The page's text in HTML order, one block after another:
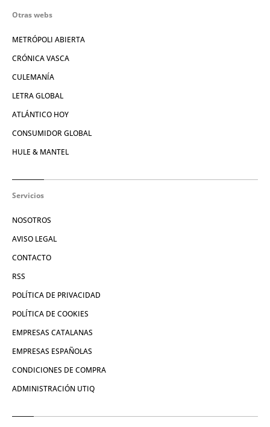
Otras webs
METRÓPOLI ABIERTA
CRÓNICA VASCA
CULEMANÍA
LETRA GLOBAL
ATLÁNTICO HOY
CONSUMIDOR GLOBAL
HULE & MANTEL
Servicios
NOSOTROS
AVISO LEGAL
CONTACTO
RSS
POLÍTICA DE PRIVACIDAD
POLÍTICA DE COOKIES
EMPRESAS CATALANAS
EMPRESAS ESPAÑOLAS
CONDICIONES DE COMPRA
ADMINISTRACIÓN UTIQ